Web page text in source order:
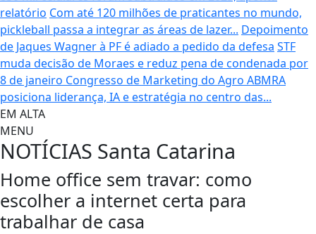
relatório Com até 120 milhões de praticantes no mundo,
pickleball passa a integrar as áreas de lazer... Depoimento
de Jaques Wagner à PF é adiado a pedido da defesa STF
muda decisão de Moraes e reduz pena de condenada por
8 de janeiro Congresso de Marketing do Agro ABMRA
posiciona liderança, IA e estratégia no centro das...
EM ALTA
MENU
NOTÍCIAS Santa Catarina
Home office sem travar: como
escolher a internet certa para
trabalhar de casa